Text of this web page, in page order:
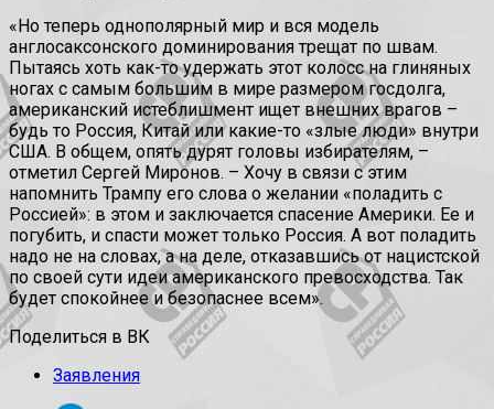
«Но теперь однополярный мир и вся модель
англосаксонского доминирования трещат по швам.
Пытаясь хоть как-то удержать этот колосс на глиняных
ногах с самым большим в мире размером госдолга,
американский истеблишмент ищет внешних врагов –
будь то Россия, Китай или какие-то «злые люди» внутри
США. В общем, опять дурят головы избирателям, –
отметил Сергей Миронов. – Хочу в связи с этим
напомнить Трампу его слова о желании «поладить с
Россией»: в этом и заключается спасение Америки. Ее и
погубить, и спасти может только Россия. А вот поладить
надо не на словах, а на деле, отказавшись от нацистской
по своей сути идеи американского превосходства. Так
будет спокойнее и безопаснее всем».
Поделиться в ВК
Заявления